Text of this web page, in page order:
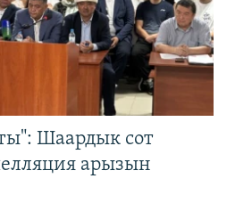
Шаардык сот
арызын